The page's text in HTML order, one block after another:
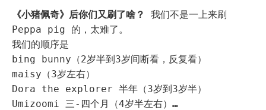
《小猪佩奇》后你们又刷了啥？
我们不是一上来刷
Peppa pig 的，太难了。
我们的顺序是
bing bunny（2岁半到3岁间断看，反复看）
maisy（3岁左右）
Dora the explorer 半年（3岁到3岁半）
Umizoomi 三-四个月（4岁半左右）